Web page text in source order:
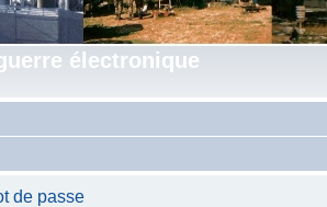
électronique
de passe